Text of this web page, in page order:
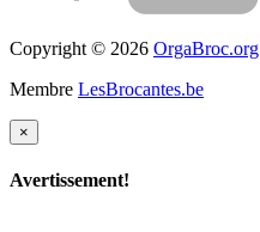
Chaussée de Wemmel /
Wemmelsesteenweg
rue des Wallons /
Chaussée de Wemmel /
Rue Léon Théodorstraat
Copyright © 2026 OrgaBroc.org
Membre LesBrocantes.be
×
Avertissement!